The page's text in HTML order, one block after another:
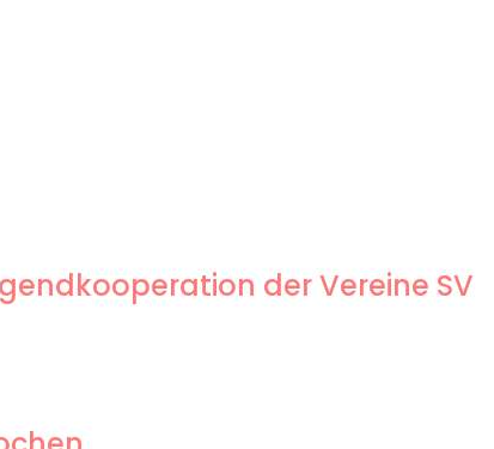
der Vereine SV